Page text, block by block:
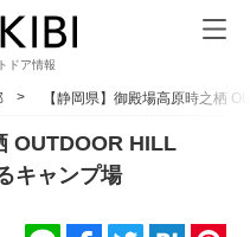
ドア情報
【静岡県】御殿場高原時之栖
OUTDOOR HILL
キャンプ場